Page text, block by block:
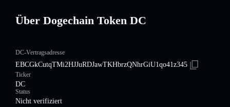
Über Dogechain Token DC
DC-Vertragsadresse
EBCGkCutqTMi2HJJuRDJawTKHbrzQNhrGiU1qo41z345
Ticker
DC
Status
Nicht verifiziert